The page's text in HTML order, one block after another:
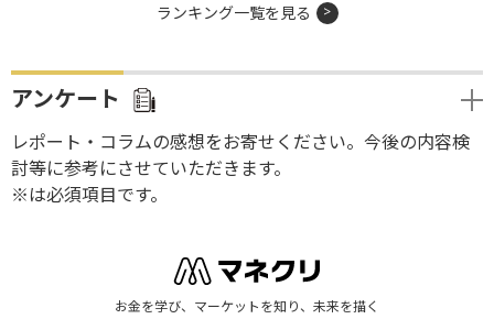
ランキング一覧を見る
アンケート
レポート・コラムの感想をお寄せください。今後の内容検
討等に参考にさせていただきます。
※は必須項目です。
お金を学び、マーケットを知り、未来を描く